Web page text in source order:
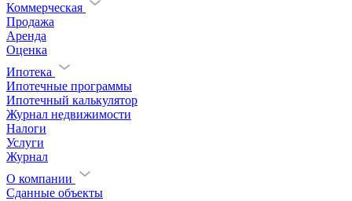
Коммерческая
Продажа
Аренда
Оценка
Ипотека
Ипотечные программы
Ипотечный калькулятор
Журнал недвижимости
Налоги
Услуги
Журнал
О компании
Сданные объекты